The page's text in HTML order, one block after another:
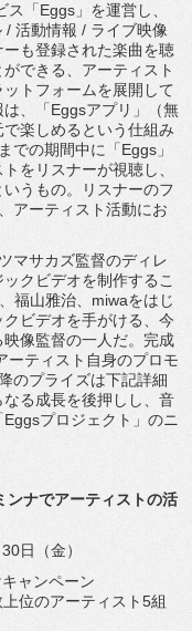
「Eggs」を運営し、
/ 活動情報 / ライブ映像
も登録された楽曲を聴
できる、アーティスト
トフォームを展開して
、「Eggsアプリ」（無
楽しめるという仕組み
での期間中に「Eggs」
をリスナーが視聴し、
うもの。リスナーのフ
アーティスト活動にお
マサカズ監督のディレ
クビデオを制作するこ
福山雅治、miwaをはじ
ビデオを手がける、今
像監督の一人だ。完成
ーティスト自身のプロモ
のプライズは下記詳細
る成長を後押しし、音
プロジェクト」のニ
ンナでアーティストの活
日（金）
ャンペーン
位のアーティスト5組